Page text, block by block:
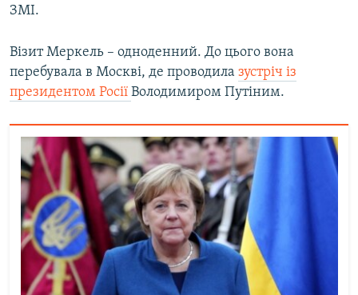
Усі сайти RFE/RL
ЗМІ.
Візит Меркель – одноденний. До цього вона
перебувала в Москві, де проводила зустріч із
президентом Росії Володимиром Путіним.